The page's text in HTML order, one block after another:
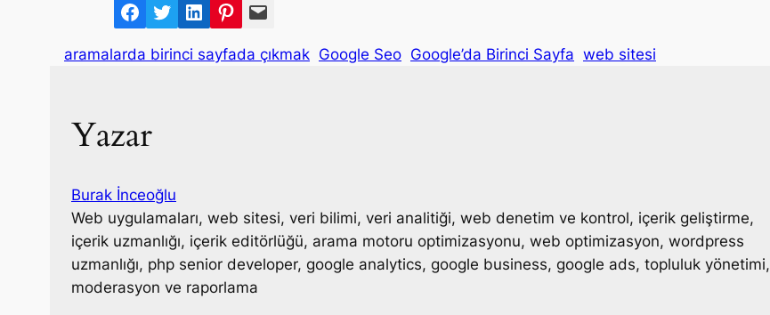
F
a
o
T
w
L
P
i
t
M
aramalarda birinci sayfada çıkmak Google Seo Google’da Birinci Sayfa web sitesi
Yazar
Burak İnceoğlu
Web uygulamaları, web sitesi, veri bilimi, veri analitiği, web denetim ve kontrol, içerik geliştirme,
içerik uzmanlığı, içerik editörlüğü, arama motoru optimizasyonu, web optimizasyon, wordpress
uzmanlığı, php senior developer, google analytics, google business, google ads, topluluk yönetimi,
moderasyon ve raporlama